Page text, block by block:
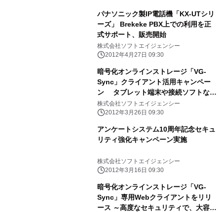
パナソニック製IP電話機「KX-UTシリ
ーズ」 Brekeke PBX上での利用を正
式サポート、販売開始
株式会社ソフトエイジェンシー
2012年4月27日 09:30
暗号化オンラインストレージ「VG-
Sync」クライアント活用キャンペー
ン タブレット端末や接続ソフトなど
を新規申込者にプレゼント
株式会社ソフトエイジェンシー
2012年3月26日 09:30
アンケートシステム10周年記念セキュ
リティ強化キャンペーン実施
株式会社ソフトエイジェンシー
2012年3月16日 09:30
暗号化オンラインストレージ「VG-
Sync」専用Webクライアントをリリ
ース ～高度なセキュリティで、大容量